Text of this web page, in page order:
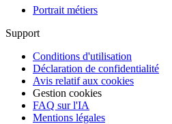
Portrait métiers
Support
Conditions d'utilisation
Déclaration de confidentialité
Avis relatif aux cookies
Gestion cookies
FAQ sur l'IA
Mentions légales